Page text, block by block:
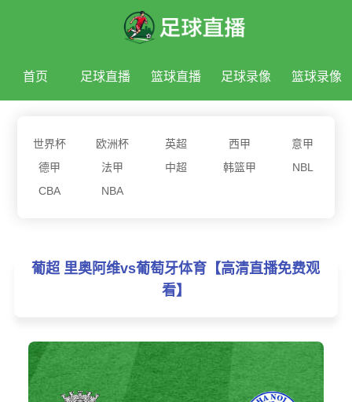
首页 足球直播 篮球直播 足球录像 篮球录像
世界杯 欧洲杯 英超 西甲
意甲
德甲
法甲 中超 韩篮甲
NBL
CBA
NBA
葡超 里奥阿维vs葡萄牙体育【高清直播免费观
看】